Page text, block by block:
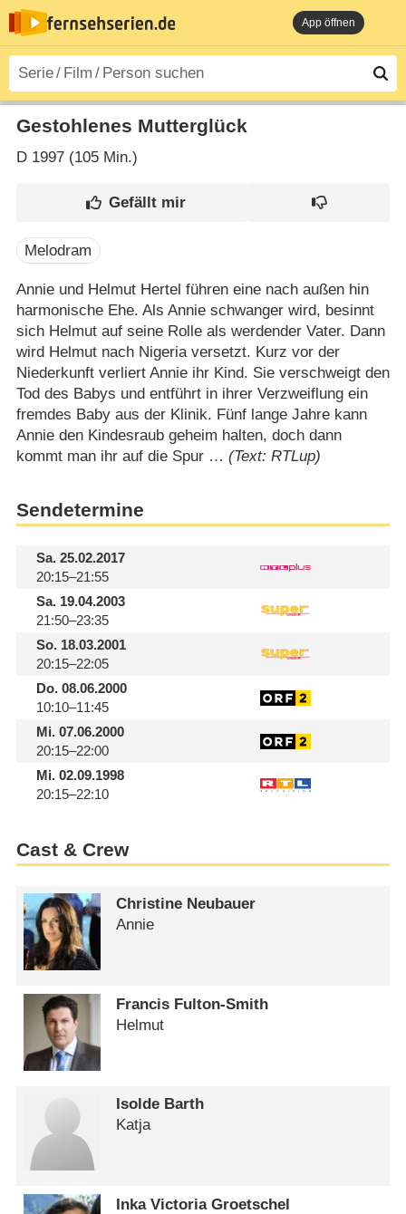
App öffnen
Gestohlenes Mutterglück
D1997 (105 Min.)
Melodram
Annie und Helmut Hertel führen eine nach außen hin
harmonische Ehe. Als Annie schwanger wird, besinnt
sich Helmut auf seine Rolle als werdender Vater. Dann
wird Helmut nach Nigeria versetzt. Kurz vor der
Niederkunft verliert Annie ihr Kind. Sie verschweigt den
Tod des Babys und entführt in ihrer Verzweiflung ein
fremdes Baby aus der Klinik. Fünf lange Jahre kann
Annie den Kindesraub geheim halten, doch dann
kommt man ihr auf die Spur … (Text: RTLup)
Sendetermine
Sa.25.02.2017
20:15–21:55
Sa.19.04.2003
21:50–23:35
So.18.03.2001
20:15–22:05
Do.08.06.2000
10:10–11:45
Mi.07.06.2000
20:15–22:00
Mi.02.09.1998
20:15–22:10
Cast & Crew
Christine Neubauer
Annie
Francis Fulton-Smith
Helmut
Isolde Barth
Katja
Inka Victoria Groetschel